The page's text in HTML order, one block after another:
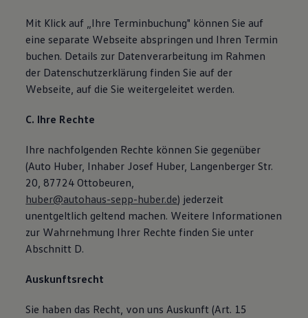
Mit Klick auf „Ihre Terminbuchung" können Sie auf
eine separate Webseite abspringen und Ihren Termin
buchen. Details zur Datenverarbeitung im Rahmen
der Datenschutzerklärung finden Sie auf der
Webseite, auf die Sie weitergeleitet werden.
C. Ihre Rechte
Ihre nachfolgenden Rechte können Sie gegenüber
(Auto Huber, Inhaber Josef Huber, Langenberger Str.
20, 87724 Ottobeuren,
huber@autohaus-sepp-huber.de) jederzeit
unentgeltlich geltend machen. Weitere Informationen
zur Wahrnehmung Ihrer Rechte finden Sie unter
Abschnitt D.
Auskunftsrecht
Sie haben das Recht, von uns Auskunft (Art. 15